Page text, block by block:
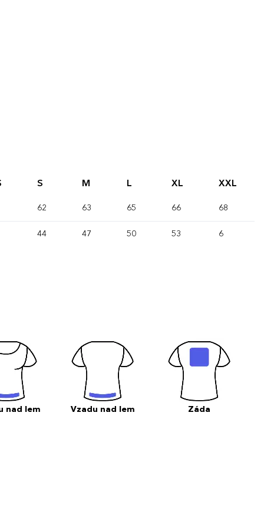
S M L XL XXL
62 63 65 66 68
44 47 50 53 6
nad lem Vzadu nad lem Záda